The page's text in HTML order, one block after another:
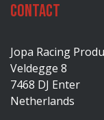
Contact
Jopa Racing
Veldegge 8
7468 DJ Enter
Netherlands